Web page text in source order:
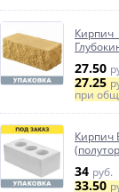
Кирпич
27.50
27.25
при
Кирпич
34 руб.
33.50